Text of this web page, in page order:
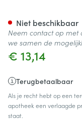
€ 13,14
Terugbetaalbaar
Als je recht hebt op een
apotheek een verlaagde
staat.
Niet beschikbaar
Neem contact op met
we samen de